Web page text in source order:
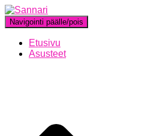
Navigointi päälle/pois
Etusivu
Asusteet